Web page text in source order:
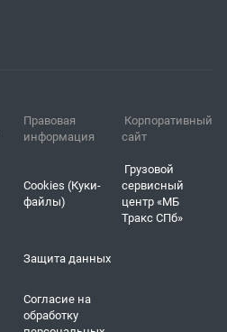
Правовая
информация
Корпоративный
сайт
Cookies (Куки-
файлы)
Грузовой
сервисный
центр «МБ
Тракс СПб»
Защита данных
Согласие на
обработку